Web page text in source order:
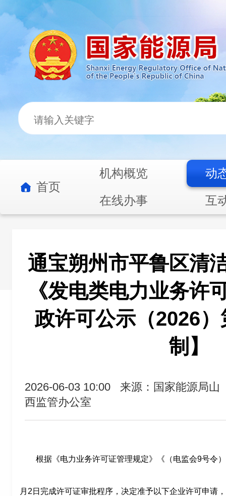
首页
机构概览
动
在线办事
互
通宝朔州市平鲁区清
《发电类电力业务许
政许可公示（2026
制】
2026-06-03 10:00
来源：国家能源局山
西监管办公室
根据《电力业务许可证管理规定》《（电监会9号令
月 2 日完成许可证审批程序，决定准予以下企业许可申请